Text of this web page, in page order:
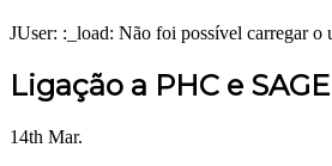
JUser: :_load: Não foi possível carregar
Ligação a PHC e
14th Mar.